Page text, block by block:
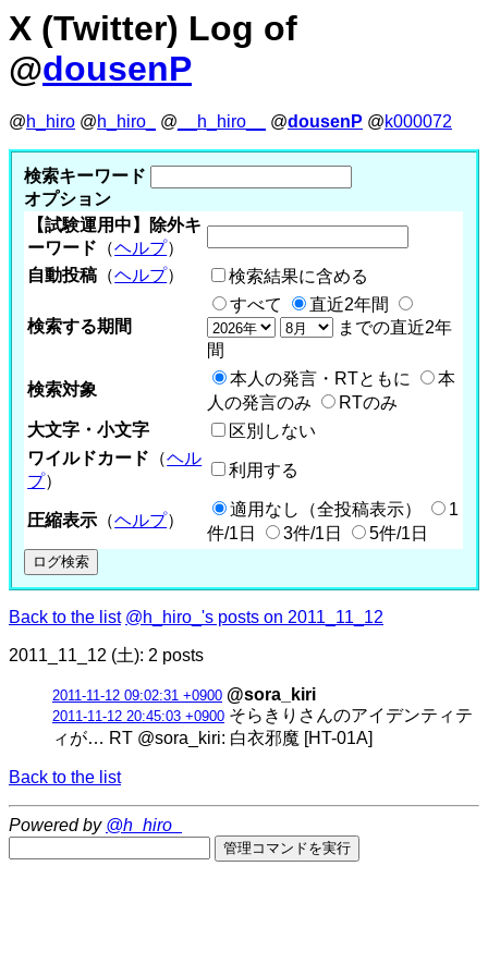
X (Twitter) Log of
@dousenP
@h_hiro @h_hiro_ @ __h_hiro__ @dousenP @k000072
検索キーワード
オプション
【試験運用中】除外キ
ーワード （ヘルプ）
自動投稿 （ヘルプ） 検索結果に含める
検索する期間
すべて
直近2年間
までの直近2年
間
検索対象
本人の発言・RTともに
本
人の発言のみ
RTのみ
大文字・小文字
区別しない
ワイルドカード （ヘル
プ）
利用する
圧縮表示 （ヘルプ）
適用なし（全投稿表示）
1
件/1日
3件/1日 5件/1日
Back to the list @h_hiro_'s posts on 2011_11_12
2011_11_12 (土): 2 posts
2011-11-12 09:02:31 +0900 @sora_kiri
2011-11-12 20:45:03 +0900 そらきりさんのアイデンティテ
ィが… RT @sora_kiri: 白衣邪魔 [HT-01A]
Back to the list
Powered by @h_hiro_